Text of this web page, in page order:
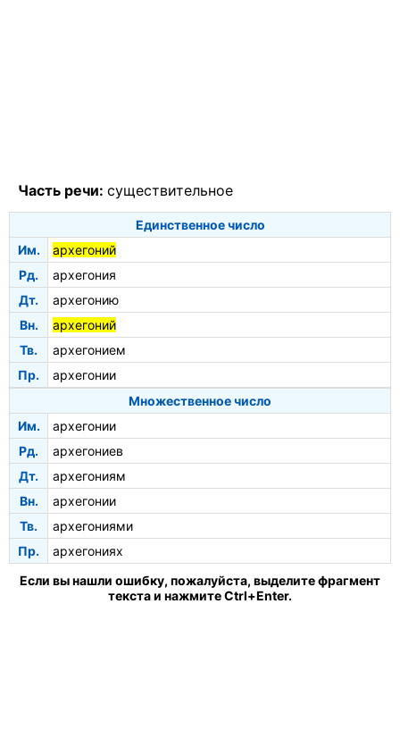
Часть речи: существительное
Единственное число
Им.
архегоний
Рд.
архегония
Дт.
архегонию
Вн.
архегоний
Тв.
архегонием
Пр.
архегонии
Множественное число
Им.
архегонии
Рд.
архегониев
Дт.
архегониям
Вн.
архегонии
Тв.
архегониями
Пр.
архегониях
Если вы нашли ошибку, пожалуйста, выделите фрагмент
текста и нажмите Ctrl+Enter.